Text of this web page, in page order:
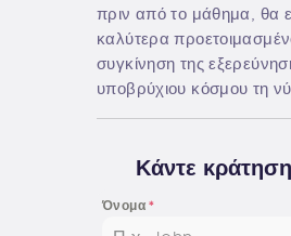
πριν από το μάθημα, θα
καλύτερα
συγκίνηση της
υποβρύχιου κόσμου τη
Κάντε
Όνομα*